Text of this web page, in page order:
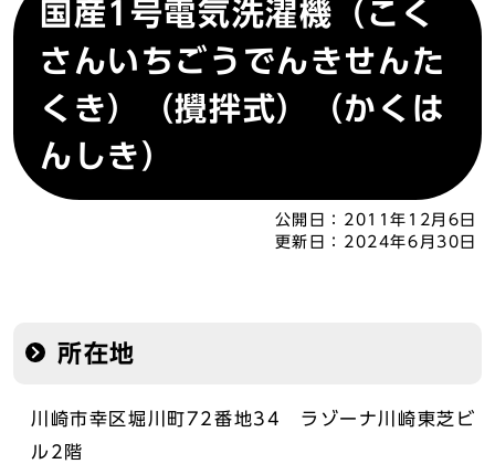
国産1号電気洗濯機（こく
さんいちごうでんきせんた
くき）（攪拌式）（かくは
んしき）
公開日： 2011年12月6日
更新日： 2024年6月30日
所在地
川崎市幸区堀川町72番地34 ラゾーナ川崎東芝ビ
ル2階